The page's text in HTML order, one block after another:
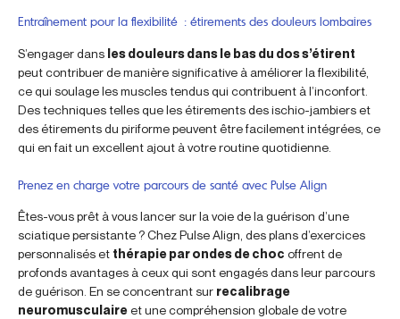
Entraînement pour la flexibilité : étirements des douleurs lombaires
S’engager dans les douleurs dans le bas du dos s’étirent
peut contribuer de manière significative à améliorer la flexibilité,
ce qui soulage les muscles tendus qui contribuent à l’inconfort.
Des techniques telles que les étirements des ischio-jambiers et
des étirements du piriforme peuvent être facilement intégrées, ce
qui en fait un excellent ajout à votre routine quotidienne.
Prenez en charge votre parcours de santé avec Pulse Align
Êtes-vous prêt à vous lancer sur la voie de la guérison d’une
sciatique persistante ? Chez Pulse Align, des plans d’exercices
personnalisés et thérapie par ondes de choc offrent de
profonds avantages à ceux qui sont engagés dans leur parcours
de guérison. En se concentrant sur recalibrage
neuromusculaireet une compréhension globale de votre